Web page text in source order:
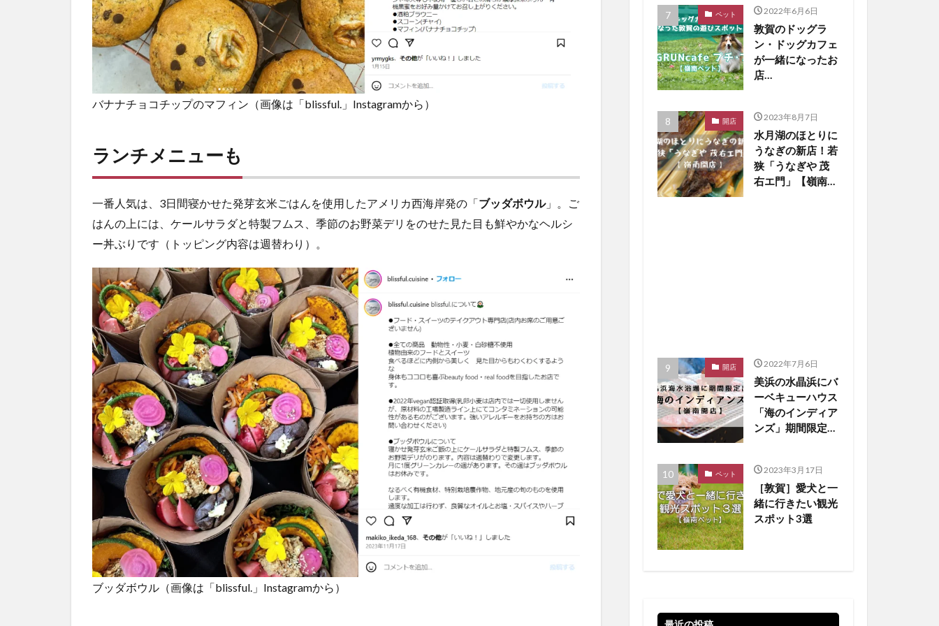
バナナチョコチップのマフィン（画像は「blissful.」Instagramから）
ランチメニューも
一番人気は、3日間寝かせた発芽玄米ごはんを使用したアメリカ西海岸発の「ブッダボウル」。ご
はんの上には、ケールサラダと特製フムス、季節のお野菜デリをのせた見た目も鮮やかなヘルシ
ー丼ぶりです（トッピング内容は週替わり）。
ブッダボウル（画像は「blissful.」Instagramから）
ペット 2022年6月6日
敦賀のドッグラ
ン・ドッグカフェ
が一緒になったお
店
紹介【嶺南ペッ
ト】
開店 2023年8月7日
水月湖のほとりに
うなぎの新店！若
狭「うなぎや 茂
右エ門」【嶺南開
開店 2022年7月6日
美浜の水晶浜にバ
ーベキューハウス
「海のインディア
ンズ」期間限定オ
ペット 2023年3月17日
［敦賀］愛犬と一
緒に行きたい観光
スポット3選